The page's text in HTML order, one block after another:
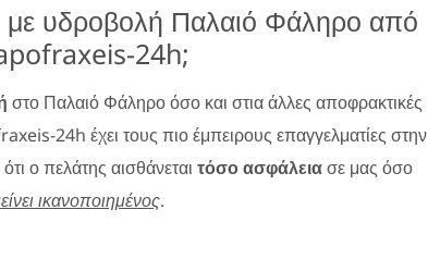
με υδροβολή Παλαιό Φάληρο από
apofraxeis-24h;
στο Παλαιό Φάληρο όσο και στια άλλες αποφρακτικές
24h έχει τους πιο έμπειρους επαγγελματίες στην
ότι ο πελάτης αισθάνεται τόσο ασφάλειασε μας όσο
ικανοποιημένος.